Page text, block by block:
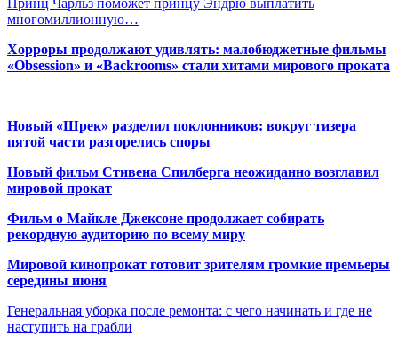
многомиллионную…
Хорроры продолжают удивлять: малобюджетные фильмы
«Obsession» и «Backrooms» стали хитами мирового проката
Новый «Шрек» разделил поклонников: вокруг тизера
пятой части разгорелись споры
Новый фильм Стивена Спилберга неожиданно возглавил
мировой прокат
Фильм о Майкле Джексоне продолжает собирать
рекордную аудиторию по всему миру
Мировой кинопрокат готовит зрителям громкие премьеры
середины июня
Генеральная уборка после ремонта: с чего начинать и где не
наступить на грабли